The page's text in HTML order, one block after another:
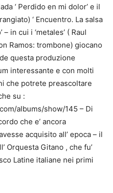
‘ Perdido en mi dolor’ e il
‘ Encuentro. La salsa
– in cui i ‘metales’ ( Raul
Ramos: trombone) giocano
questa produzione
interessante e con molti
che potrete preascoltare
su :
albums/show/145 – Di
che e’ ancora
acquisito all’ epoca – il
Orquesta Gitano , che fu’
Latine italiane nei primi